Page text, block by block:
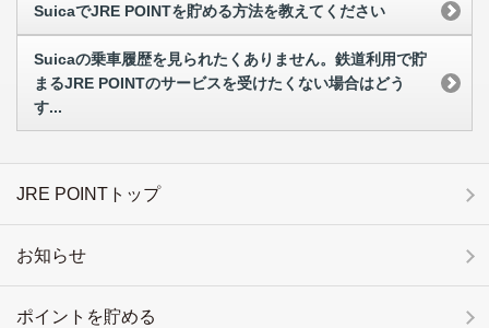
SuicaでJRE POINTを貯める方法を教えてください
Suicaの乗車履歴を見られたくありません。鉄道利用で貯
まるJRE POINTのサービスを受けたくない場合はどう
す...
JRE POINTトップ
お知らせ
ポイントを貯める